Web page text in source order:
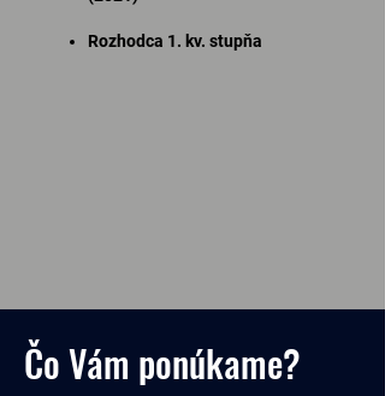
Rozhodca 1. kv. stupňa
Čo Vám ponúkame?